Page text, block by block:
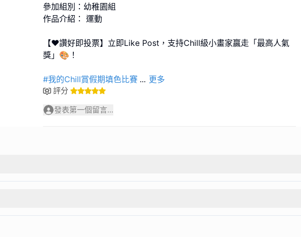
參加組別：幼稚園組
作品介紹： 運動
【❤️讚好即投票】立即Like Post，支持Chill級小畫家贏走「最高人氣
獎」🎨！
#我的Chill賞假期填色比賽 ... 更多
評分
發表第一個留言...